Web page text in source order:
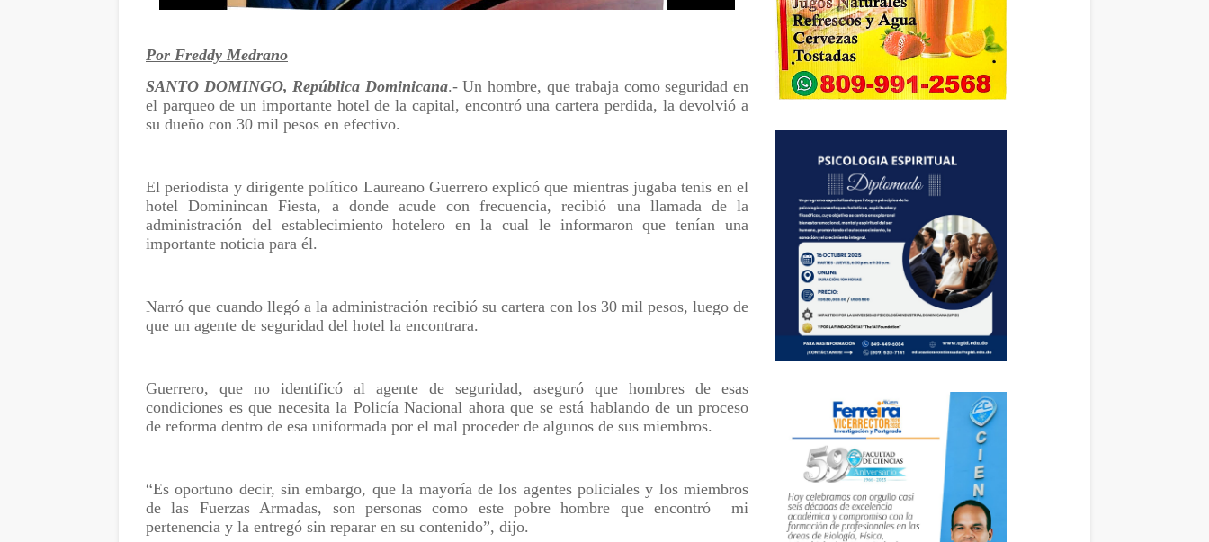
Por Freddy Medrano
SANTO DOMINGO, República Dominicana.- Un hombre, que trabaja como seguridad en
el parqueo de un importante hotel de la capital, encontró una cartera perdida, la devolvió a
su dueño con 30 mil pesos en efectivo.
El periodista y dirigente político Laureano Guerrero explicó que mientras jugaba tenis en el
hotel Dominincan Fiesta, a donde acude con frecuencia, recibió una llamada de la
administración del establecimiento hotelero en la cual le informaron que tenían una
importante noticia para él.
Narró que cuando llegó a la administración recibió su cartera con los 30 mil pesos, luego de
que un agente de seguridad del hotel la encontrara.
Guerrero, que no identificó al agente de seguridad, aseguró que hombres de esas
condiciones es que necesita la Policía Nacional ahora que se está hablando de un proceso
de reforma dentro de esa uniformada por el mal proceder de algunos de sus miembros.
“Es oportuno decir, sin embargo, que la mayoría de los agentes policiales y los miembros
de las Fuerzas Armadas, son personas como este pobre hombre que encontró
mi
pertenencia y la entregó sin reparar en su contenido”, dijo.